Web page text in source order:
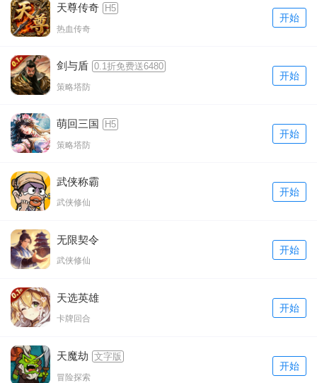
天尊传奇 H5
热血传奇
开始
剑与盾 0.1折免费送6480
策略塔防
开始
萌回三国 H5
策略塔防
开始
武侠称霸
武侠修仙
开始
无限契令
武侠修仙
开始
天选英雄
卡牌回合
开始
天魔劫 文字版
冒险探索
开始